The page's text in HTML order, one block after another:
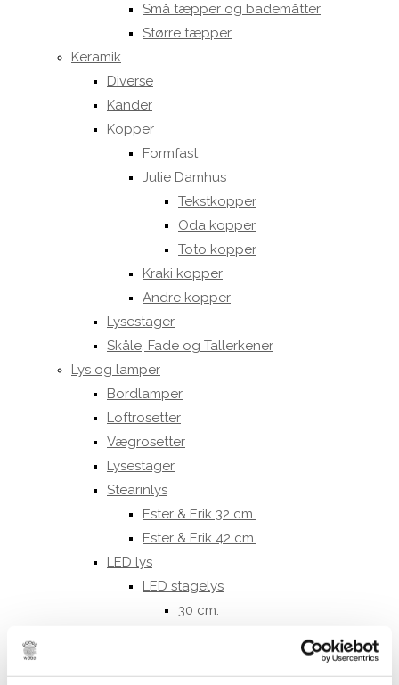
Små tæpper og bademåtter
Større tæpper
Keramik
Diverse
Kander
Kopper
Formfast
Julie Damhus
Tekstkopper
Oda kopper
Toto kopper
Kraki kopper
Andre kopper
Lysestager
Skåle, Fade og Tallerkener
Lys og lamper
Bordlamper
Loftrosetter
Vægrosetter
Lysestager
Stearinlys
Ester & Erik 32 cm.
Ester & Erik 42 cm.
LED lys
LED stagelys
30 cm.